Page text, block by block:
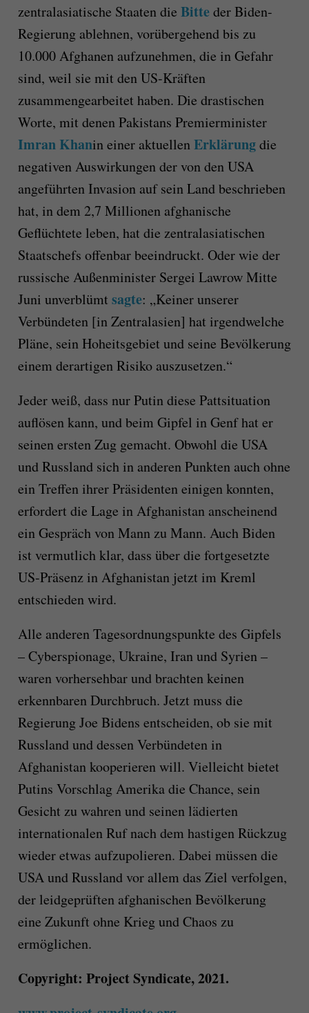
zentralasiatische Staaten die Bitteder Biden-
Regierung ablehnen, vorübergehend bis zu
10.000 Afghanen aufzunehmen, die in Gefahr
sind, weil sie mit den US-Kräften
zusammengearbeitet haben. Die drastischen
Worte, mit denen Pakistans Premierminister
Imran Khanin einer aktuellenErklärungdie
negativen Auswirkungen der von den USA
angeführten Invasion auf sein Land beschrieben
hat, in dem 2,7 Millionen afghanische
Geflüchtete leben, hat die zentralasiatischen
Staatschefs offenbar beeindruckt. Oder wie der
russische Außenminister Sergei Lawrow Mitte
Juni unverblümt sagte: „Keiner unserer
Verbündeten [in Zentralasien] hat irgendwelche
Pläne, sein Hoheitsgebiet und seine Bevölkerung
einem derartigen Risiko auszusetzen.“
Jeder weiß, dass nur Putin diese Pattsituation
auflösen kann, und beim Gipfel in Genf hat er
seinen ersten Zug gemacht. Obwohl die USA
und Russland sich in anderen Punkten auch ohne
ein Treffen ihrer Präsidenten einigen konnten,
erfordert die Lage in Afghanistan anscheinend
ein Gespräch von Mann zu Mann. Auch Biden
ist vermutlich klar, dass über die fortgesetzte
US-Präsenz in Afghanistan jetzt im Kreml
entschieden wird.
Alle anderen Tagesordnungspunkte des Gipfels
– Cyberspionage, Ukraine, Iran und Syrien –
waren vorhersehbar und brachten keinen
erkennbaren Durchbruch. Jetzt muss die
Regierung Joe Bidens entscheiden, ob sie mit
Russland und dessen Verbündeten in
Afghanistan kooperieren will. Vielleicht bietet
Putins Vorschlag Amerika die Chance, sein
Gesicht zu wahren und seinen lädierten
internationalen Ruf nach dem hastigen Rückzug
wieder etwas aufzupolieren. Dabei müssen die
USA und Russland vor allem das Ziel verfolgen,
der leidgeprüften afghanischen Bevölkerung
eine Zukunft ohne Krieg und Chaos zu
ermöglichen.
Copyright: Project Syndicate, 2021.